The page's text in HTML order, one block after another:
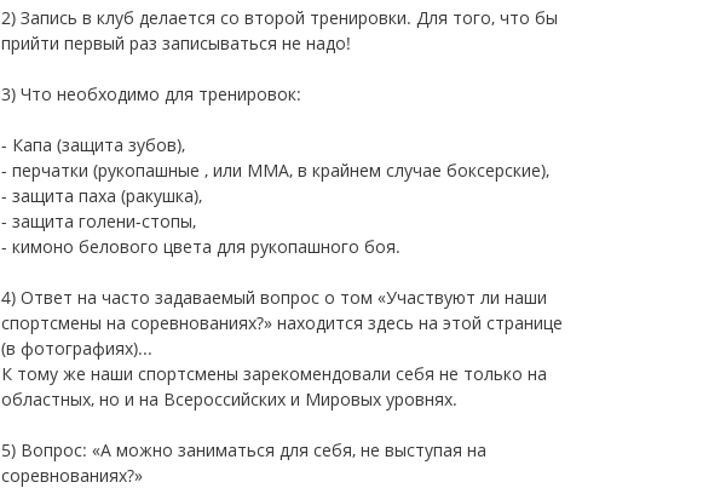
2) Запись в клуб делается со второй тренировки. Для того, что бы
прийти первый раз записываться не надо!
3) Что необходимо для тренировок:
- Капа (защита зубов),
- перчатки (рукопашные , или ММА, в крайнем случае боксерские),
- защита паха (ракушка),
- защита голени-стопы,
- кимоно белового цвета для рукопашного боя.
4) Ответ на часто задаваемый вопрос о том «Участвуют ли наши
спортсмены на соревнованиях?» находится здесь на этой странице
(в фотографиях)...
К тому же наши спортсмены зарекомендовали себя не только на
областных, но и на Всероссийских и Мировых уровнях.
5) Вопрос: «А можно заниматься для себя, не выступая на
соревнованиях?»